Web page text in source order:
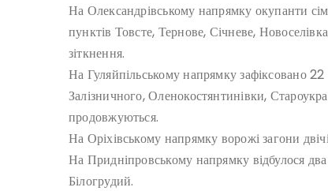
На Олександрівському напрямку окупанти
пунктів Товсте, Тернове, Січневе,
зіткнення.
На Гуляйпільському напрямку зафіксовано
Залізничного, Оленокостянтинівки,
продовжуються.
На Оріхівському напрямку ворожі загони
На Придніпровському напрямку відбулося
Білогрудий.